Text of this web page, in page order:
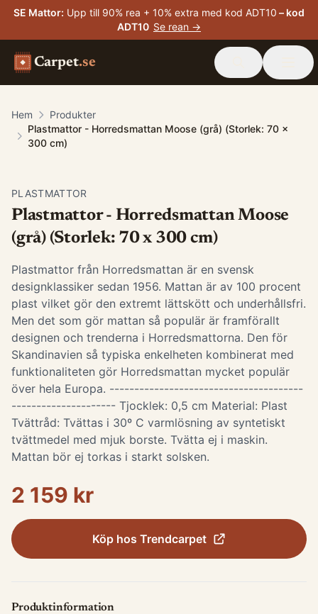
SE Mattor: Upp till 90% rea + 10% extra med kod ADT10 – kod
ADT10 Se rean →
Carpet.se
Hem
Produkter
Plastmattor - Horredsmattan Moose (grå) (Storlek: 70 x
300 cm)
PLASTMATTOR
Plastmattor - Horredsmattan Moose
(grå) (Storlek: 70 x 300 cm)
Plastmattor från Horredsmattan är en svensk
designklassiker sedan 1956. Mattan är av 100 procent
plast vilket gör den extremt lättskött och underhållsfri.
Men det som gör mattan så populär är framförallt
designen och trenderna i Horredsmattorna. Den för
Skandinavien så typiska enkelheten kombinerat med
funktionaliteten gör Horredsmattan mycket populär
över hela Europa. ---------------------------------------
--------------------- Tjocklek: 0,5 cm Material: Plast
Tvättråd: Tvättas i 30º C varmlösning av syntetiskt
tvättmedel med mjuk borste. Tvätta ej i maskin.
Mattan bör ej torkas i starkt solsken.
2 159 kr
Köp hos Trendcarpet
Produktinformation